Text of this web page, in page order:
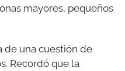
mayores, pequeños
de una cuestión de
Recordó que la